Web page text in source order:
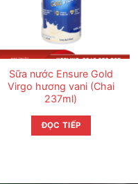
Sữa nước Ensure Gold
Virgo hương vani (Chai
237ml)
ĐỌC TIẾP